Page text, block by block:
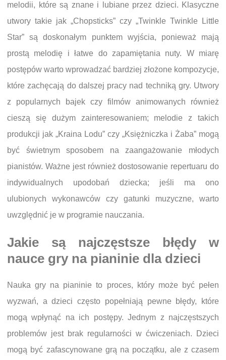
melodii, które są znane i lubiane przez dzieci. Klasyczne
utwory takie jak „Chopsticks” czy „Twinkle Twinkle Little
Star” są doskonałym punktem wyjścia, ponieważ mają
prostą melodię i łatwe do zapamiętania nuty. W miarę
postępów warto wprowadzać bardziej złożone kompozycje,
które zachęcają do dalszej pracy nad techniką gry. Utwory
z popularnych bajek czy filmów animowanych również
cieszą się dużym zainteresowaniem; melodie z takich
produkcji jak „Kraina Lodu” czy „Księżniczka i Żaba” mogą
być świetnym sposobem na zaangażowanie młodych
pianistów. Ważne jest również dostosowanie repertuaru do
indywidualnych upodobań dziecka; jeśli ma ono
ulubionych wykonawców czy gatunki muzyczne, warto
uwzględnić je w programie nauczania.
Jakie są najczęstsze błędy w
nauce gry na pianinie dla dzieci
Nauka gry na pianinie to proces, który może być pełen
wyzwań, a dzieci często popełniają pewne błędy, które
mogą wpłynąć na ich postępy. Jednym z najczęstszych
problemów jest brak regularności w ćwiczeniach. Dzieci
mogą być zafascynowane grą na początku, ale z czasem